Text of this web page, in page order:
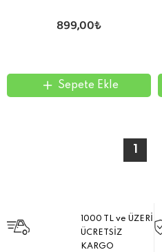
899,00₺
Sepete Ekle
1000 TL ve ÜZERİ
ÜCRETSİZ
KARGO